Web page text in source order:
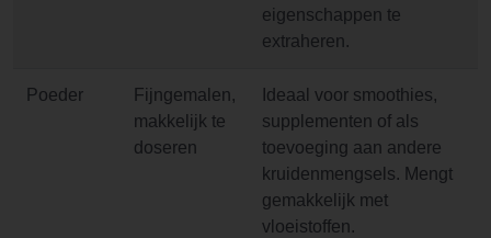
eigenschappen te
extraheren.
Poeder
Fijngemalen,
makkelijk te
doseren
Ideaal voor smoothies,
supplementen of als
toevoeging aan andere
kruidenmengsels. Mengt
gemakkelijk met
vloeistoffen.